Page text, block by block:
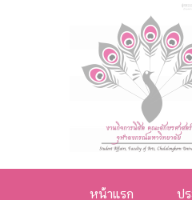
งานกิจกา
หน้าแรก ป